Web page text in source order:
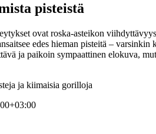
pisteistä
ovat roska-asteikon
edes hieman pisteitä –
ja paikoin sympaattinen elokuva,
ja kiimaisia gorilloja